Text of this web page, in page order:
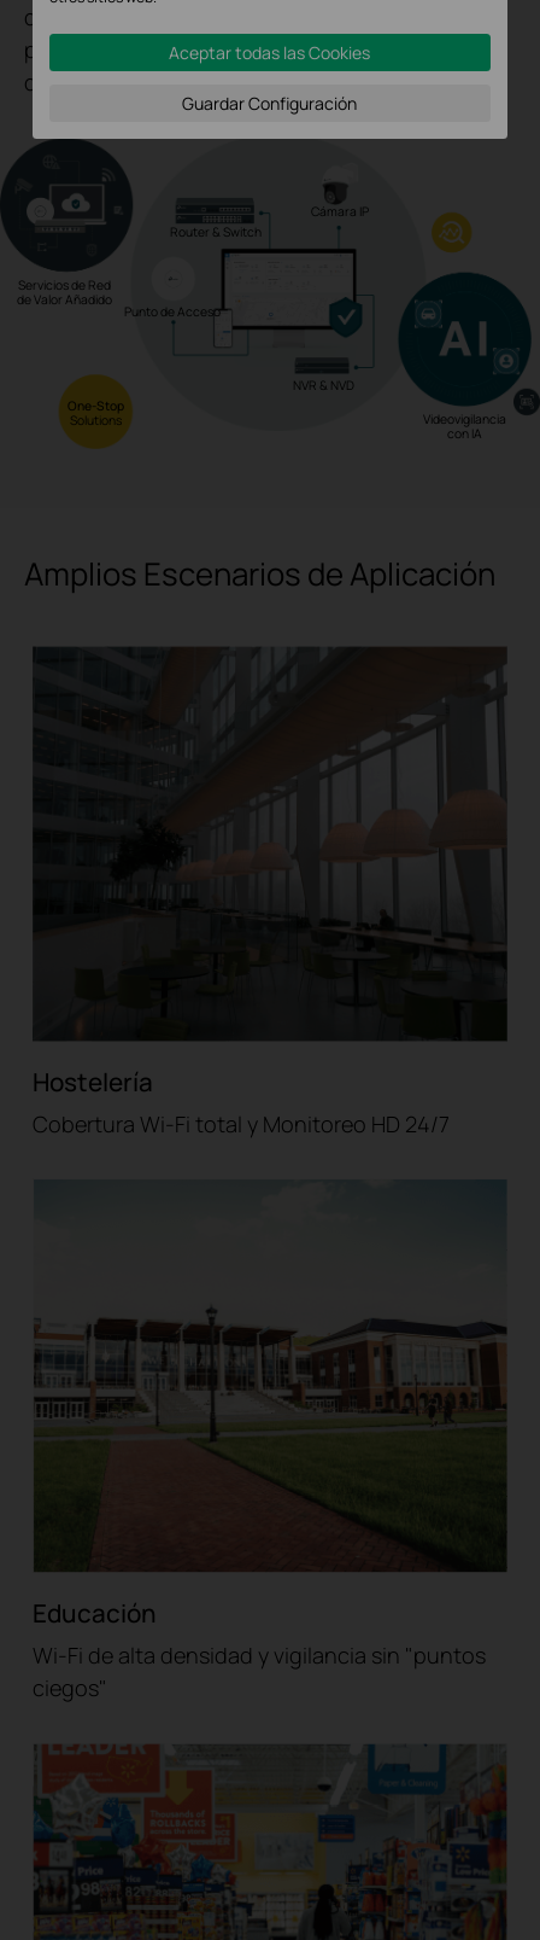
dispositivos de red Omada gracias al avanzado
protocolo de privacidad de TP-Link, lo
que proporciona una mayor comodidad.
Servicios de Red
de Valor Añadido
Router & Switch
Cámara IP
Punto de Acceso
NVR & NVD
Videovigilancia
con IA
One-Stop
Solutions
Amplios Escenarios de Aplicación
Hostelería
Cobertura Wi-Fi total y Monitoreo HD 24/7
Educación
Wi-Fi de alta densidad y vigilancia sin "puntos
ciegos"
Aceptar todas las Cookies
Guardar Configuración